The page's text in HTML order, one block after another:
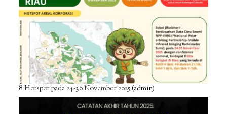
8 Hotspot pada 24-30 November 2025(admin)